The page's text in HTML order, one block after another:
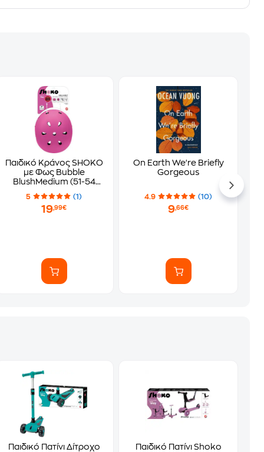
Παιδικό Κράνος SHOKO
με Φως Bubble
BlushMedium (51-54
cm) - Ροζ με Σχέδιο
5 (1)
19,99€
On Earth We're Briefly
Gorgeous
4.9 (10)
9,66€
Παιδικό Πατίνι Δίτροχο Παιδικό Πατίνι Shoko